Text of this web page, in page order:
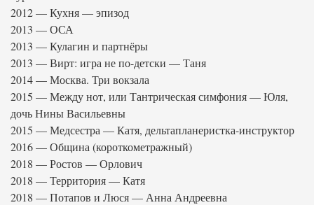
2012 — Кухня — эпизод
2013 — ОСА
2013 — Кулагин и партнёры
2013 — Вирт: игра не по-детски — Таня
2014 — Москва. Три вокзала
2015 — Между нот, или Тантрическая симфония — Юля,
дочь Нины Васильевны
2015 — Медсестра — Катя, дельтапланеристка-инструктор
2016 — Община (короткометражный)
2018 — Ростов — Орлович
2018 — Территория — Катя
2018 — Потапов и Люся — Анна Андреевна